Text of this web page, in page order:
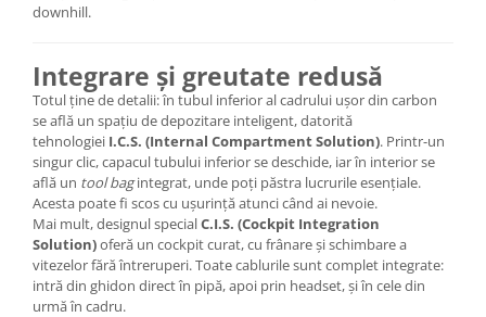
Schimbătoare spate
Șei
Tije sa
Tije telescopice
Coliere tije șa
Manete tije telescopice
Piese tije sa
Tije fixe
Tubeless și soluții anti-pană
Amortizoare spate
downhill.
Integrare și greutate redusă
Totul ține de detalii: în tubul inferior al cadrului ușor din carbon
se află un spațiu de depozitare inteligent, datorită
tehnologiei I.C.S. (Internal Compartment Solution). Printr-un
singur clic, capacul tubului inferior se deschide, iar în interior se
află un tool bagintegrat, unde poți păstra lucrurile esențiale.
Acesta poate fi scos cu ușurință atunci când ai nevoie.
Mai mult, designul specialC.I.S. (Cockpit Integration
Solution)oferă un cockpit curat, cu frânare și schimbare a
vitezelor fără întreruperi. Toate cablurile sunt complet integrate:
intră din ghidon direct în pipă, apoi prin headset, și în cele din
urmă în cadru.